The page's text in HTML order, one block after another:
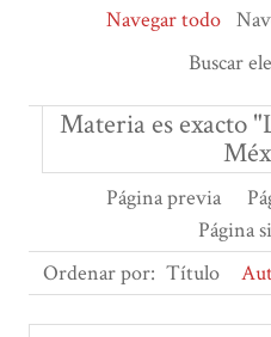
Navegar todo
Buscar
Materia es exacto
Página previa
Página
Ordenar por: Título